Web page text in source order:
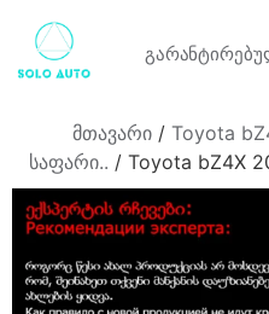
მთავარი/ Toyota
საფარი.. / Toyota bZ4X